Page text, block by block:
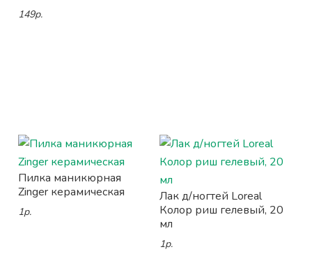
149р.
Пилка маникюрная
Zinger керамическая
1р.
Лак д/ногтей Loreal
Колор риш гелевый, 20
мл
1р.